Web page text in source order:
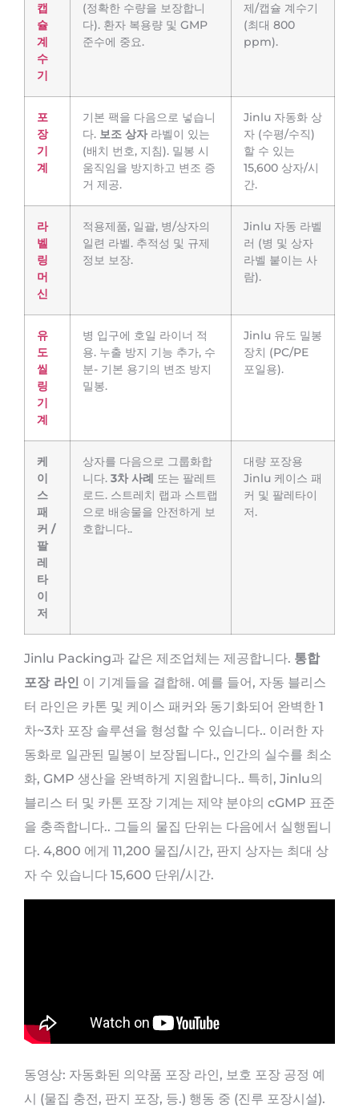
캡
슐
계
수
기
(정확한 수량을 보장합니
다). 환자 복용량 및 GMP
준수에 중요.
제/캡슐 계수기
(최대 800
ppm).
포
장
기
계
기본 팩을 다음으로 넣습니
다. 보조 상자라벨이 있는
(배치 번호, 지침). 밀봉 시
움직임을 방지하고 변조 증
거 제공.
Jinlu 자동화 상
자 (수평/수직)
할 수 있는
15,600 상자/시
간.
라
벨
링
머
신
적용제품, 일괄, 병/상자의
일련 라벨. 추적성 및 규제
정보 보장.
Jinlu 자동 라벨
러 (병 및 상자
라벨 붙이는 사
람).
유
도
씰
링
기
계
병 입구에 호일 라이너 적
용. 누출 방지 기능 추가, 수
분- 기본 용기의 변조 방지
밀봉.
Jinlu 유도 밀봉
장치 (PC/PE
포일용).
케
이
스
패
커 /
팔
레
타
이
저
상자를 다음으로 그룹화합
니다. 3차 사례 또는 팔레트
로드. 스트레치 랩과 스트랩
으로 배송물을 안전하게 보
호합니다..
대량 포장용
Jinlu 케이스 패
커 및 팔레타이
저.
Jinlu Packing과 같은 제조업체는 제공합니다. 통합
포장 라인 이 기계들을 결합해. 예를 들어, 자동 블리스
터 라인은 카톤 및 케이스 패커와 동기화되어 완벽한 1
차~3차 포장 솔루션을 형성할 수 있습니다.. 이러한 자
동화로 일관된 밀봉이 보장됩니다., 인간의 실수를 최소
화, GMP 생산을 완벽하게 지원합니다.. 특히, Jinlu의
블리스 터 및 카톤 포장 기계는 제약 분야의 cGMP 표준
을 충족합니다.. 그들의 물집 단위는 다음에서 실행됩니
다. 4,800 에게 11,200 물집/시간, 판지 상자는 최대 상
자 수 있습니다 15,600 단위/시간.
동영상: 자동화된 의약품 포장 라인, 보호 포장 공정 예
시 (물집 충전, 판지 포장, 등.) 행동 중 (진루 포장시설).